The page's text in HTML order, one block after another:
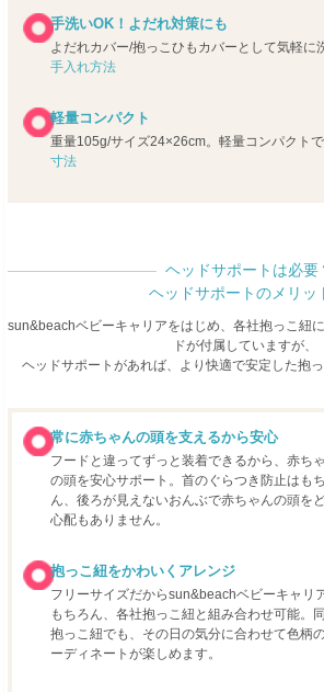
手洗いOK！よだれ対策にも
よだれカバー/抱っこひもカバーとして気軽に
手入れ方法
軽量コンパクト
重量105g/サイズ24×26cm。軽量コンパクト
寸法
ヘッドサポートは必要
ヘッドサポートのメリッ
sun&beachベビーキャリアをはじめ、各社抱っこ紐
ドが付属していますが、
ヘッドサポートがあれば、より快適で安定した抱
常に赤ちゃんの頭を支えるから安心
フードと違ってずっと装着できるから、赤ち
の頭を安心サポート。首のぐらつき防止はも
ん、後ろが見えないおんぶで赤ちゃんの頭を
心配もありません。
抱っこ紐をかわいくアレンジ
フリーサイズだからsun&beachベビーキャリ
もちろん、各社抱っこ紐と組み合わせ可能。
抱っこ紐でも、その日の気分に合わせて色柄
ーディネートが楽しめます。